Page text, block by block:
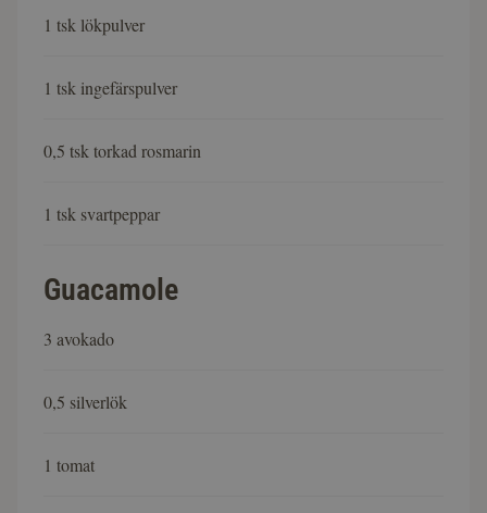
1 tsk lökpulver
1 tsk ingefärspulver
0,5 tsk torkad rosmarin
1 tsk svartpeppar
Guacamole
3 avokado
0,5 silverlök
1 tomat